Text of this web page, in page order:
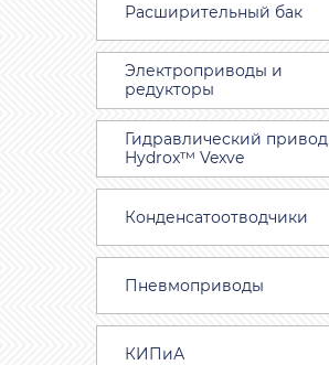
Расширительный бак
Электроприводы и
редукторы
Гидравлический привод
Hydrox™ Vexve
Конденсатоотводчики
Пневмоприводы
КИПиА